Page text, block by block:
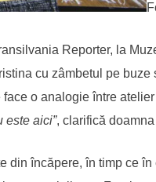
Reporter, la
cu zâmbetul pe
o analogie între
este aici”, clarifică
din încăpere, în timp ce